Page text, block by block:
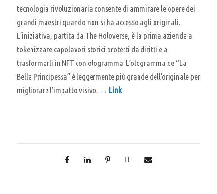
tecnologia rivoluzionaria consente di ammirare le opere dei
grandi maestri quando non si ha accesso agli originali.
L’iniziativa, partita da The Holoverse, è la prima azienda a
tokenizzare capolavori storici protetti da diritti e a
trasformarli in NFT con ologramma. L’ologramma de “La
Bella Principessa” è leggermente più grande dell’originale per
migliorare l’impatto visivo. → Link